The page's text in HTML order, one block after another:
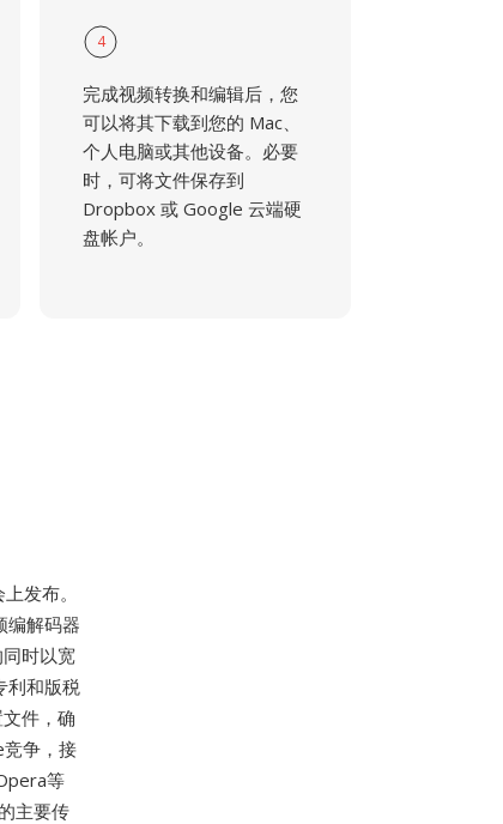
4
完成视频转换和编辑后，您
可以将其下载到您的 Mac、
个人电脑或其他设备。必要
时，可将文件保存到
Dropbox 或 Google 云端硬
盘帐户。
发布。
编解码器
时以宽
利和版税
件，确
争，接
等
主要传